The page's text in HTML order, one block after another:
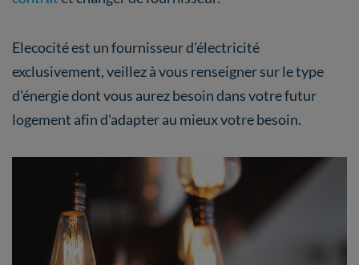
Elecocité est un fournisseur d'électricité
exclusivement, veillez à vous renseigner sur le type
d'énergie dont vous aurez besoin dans votre futur
logement afin d'adapter au mieux votre besoin.